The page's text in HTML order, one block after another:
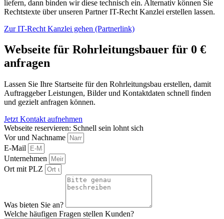
liefern, dann binden wir diese technisch ein. Alternativ können Sie
Rechtstexte über unseren Partner IT-Recht Kanzlei erstellen lassen.
Zur IT-Recht Kanzlei gehen (Partnerlink)
Webseite für Rohrleitungsbauer für 0 €
anfragen
Lassen Sie Ihre Startseite für den Rohrleitungsbau erstellen, damit
Auftraggeber Leistungen, Bilder und Kontaktdaten schnell finden
und gezielt anfragen können.
Jetzt Kontakt aufnehmen
Webseite reservieren: Schnell sein lohnt sich
Vor und Nachname
E-Mail
Unternehmen
Ort mit PLZ
Was bieten Sie an?
Welche häufigen Fragen stellen Kunden?